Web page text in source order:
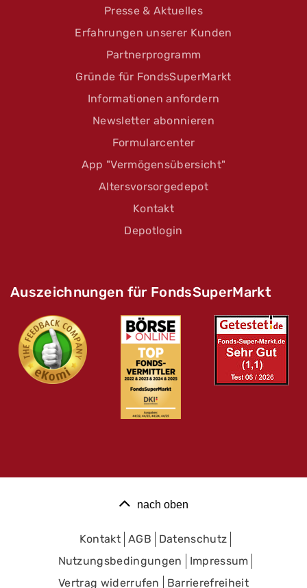
Presse & Aktuelles
Erfahrungen unserer Kunden
Partnerprogramm
Gründe für FondsSuperMarkt
Informationen anfordern
Newsletter abonnieren
Formularcenter
App "Vermögensübersicht"
Altersvorsorgedepot
Kontakt
Depotlogin
Auszeichnungen für FondsSuperMarkt
nach oben
Kontakt AGB
Datenschutz
Nutzungsbedingungen
Impressum
Vertrag widerrufen
Barrierefreiheit